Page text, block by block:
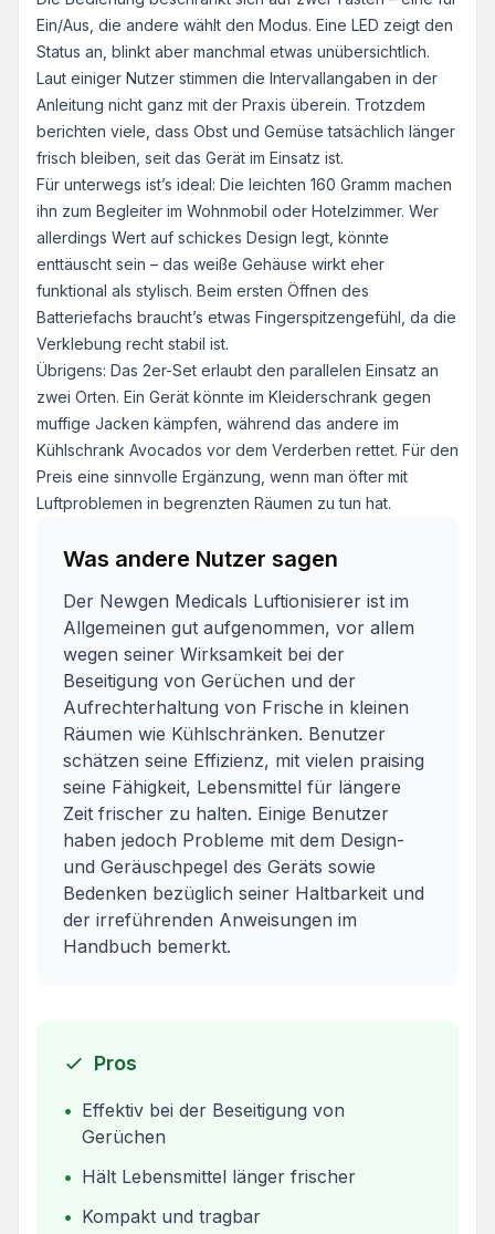
Ein/Aus, die andere wählt den Modus. Eine LED zeigt den
Status an, blinkt aber manchmal etwas unübersichtlich.
Laut einiger Nutzer stimmen die Intervallangaben in der
Anleitung nicht ganz mit der Praxis überein. Trotzdem
berichten viele, dass Obst und Gemüse tatsächlich länger
frisch bleiben, seit das Gerät im Einsatz ist.
Für unterwegs ist’s ideal: Die leichten 160 Gramm machen
ihn zum Begleiter im Wohnmobil oder Hotelzimmer. Wer
allerdings Wert auf schickes Design legt, könnte
enttäuscht sein – das weiße Gehäuse wirkt eher
funktional als stylisch. Beim ersten Öffnen des
Batteriefachs braucht’s etwas Fingerspitzengefühl, da die
Verklebung recht stabil ist.
Übrigens: Das 2er-Set erlaubt den parallelen Einsatz an
zwei Orten. Ein Gerät könnte im Kleiderschrank gegen
muffige Jacken kämpfen, während das andere im
Kühlschrank Avocados vor dem Verderben rettet. Für den
Preis eine sinnvolle Ergänzung, wenn man öfter mit
Luftproblemen in begrenzten Räumen zu tun hat.
Was andere Nutzer sagen
Der Newgen Medicals Luftionisierer ist im
Allgemeinen gut aufgenommen, vor allem
wegen seiner Wirksamkeit bei der
Beseitigung von Gerüchen und der
Aufrechterhaltung von Frische in kleinen
Räumen wie Kühlschränken. Benutzer
schätzen seine Effizienz, mit vielen praising
seine Fähigkeit, Lebensmittel für längere
Zeit frischer zu halten. Einige Benutzer
haben jedoch Probleme mit dem Design-
und Geräuschpegel des Geräts sowie
Bedenken bezüglich seiner Haltbarkeit und
der irreführenden Anweisungen im
Handbuch bemerkt.
Pros
• Effektiv bei der Beseitigung von
Gerüchen
• Hält Lebensmittel länger frischer
• Kompakt und tragbar